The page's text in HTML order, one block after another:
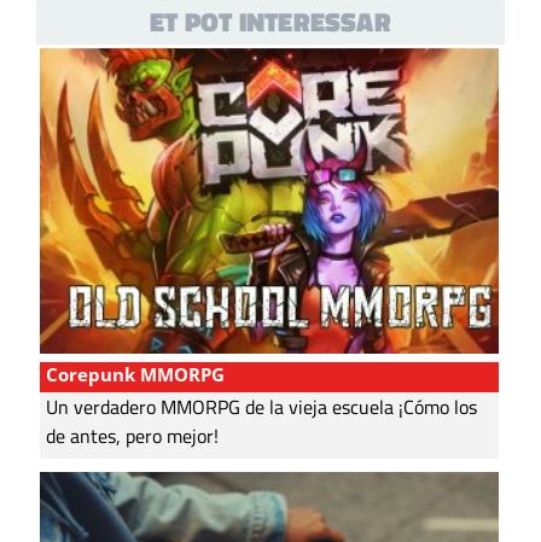
ET POT INTERESSAR
Corepunk MMORPG
Un verdadero MMORPG de la vieja escuela ¡Cómo los
de antes, pero mejor!